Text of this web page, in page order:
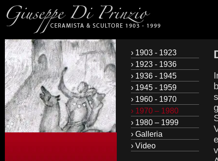
› 1903 - 1923
› 1923 - 1936
› 1936 - 1945
› 1945 - 1959
› 1960 - 1970
› 1970 – 1980
› 1980 – 1999
› Galleria
› Video